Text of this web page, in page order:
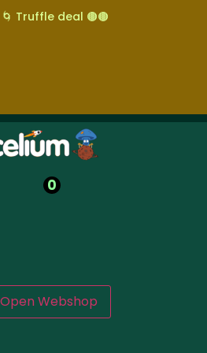
🌀 Truffle deal 🟤🟤
0
Open Webshop